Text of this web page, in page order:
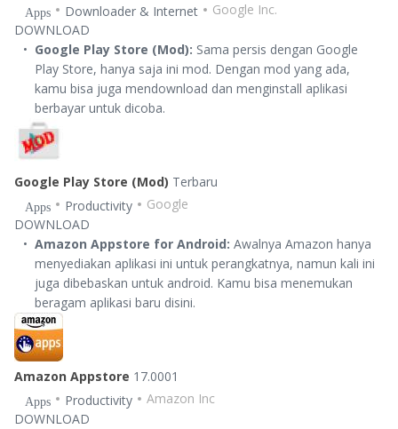
Apps Downloader & Internet
Google Inc.
DOWNLOAD
Google Play Store (Mod): Sama persis dengan Google
Play Store, hanya saja ini mod. Dengan mod yang ada,
kamu bisa juga mendownload dan menginstall aplikasi
berbayar untuk dicoba.
Google Play Store (Mod) Terbaru
Apps Productivity
Google
DOWNLOAD
Amazon Appstore for Android: Awalnya Amazon hanya
menyediakan aplikasi ini untuk perangkatnya, namun kali ini
juga dibebaskan untuk android. Kamu bisa menemukan
beragam aplikasi baru disini.
Amazon Appstore 17.0001
Apps Productivity
Amazon Inc
DOWNLOAD